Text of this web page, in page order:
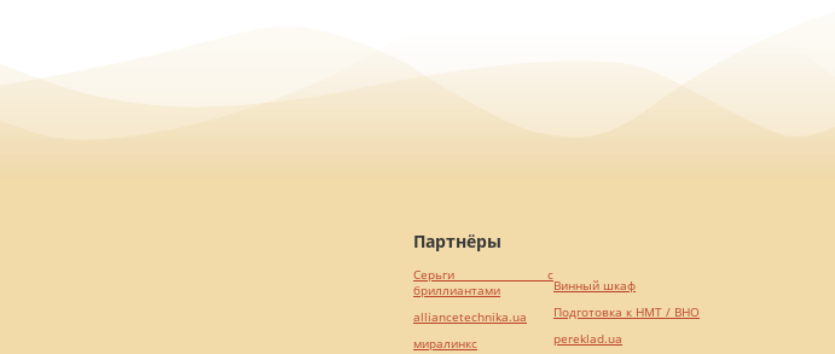
Партнёры
Серьги с
бриллиантами
alliancetechnika.ua
миралинкс
Винный шкаф
Подготовка к НМТ / ВНО
pereklad.ua